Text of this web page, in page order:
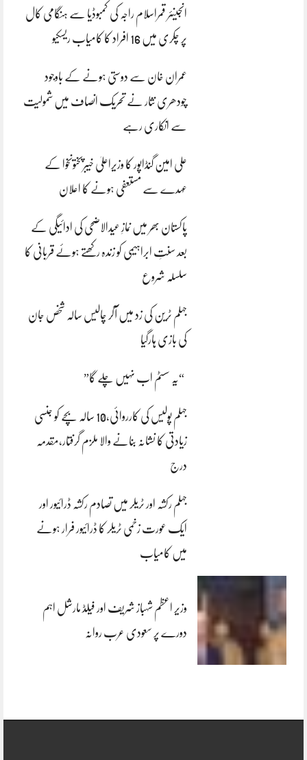
انجینئر قمراسلام راجہ کی کمبوڈیا سے ہنگامی کال
پر چکری میں 16 افراد کا کامیاب ریسکیو
عمران خان سے دوستی ہونے کے باوجود
چودھری نثار نے تحریک انصاف میں شمولیت
سے انکاری رہے
علی امین گنڈاپور کا وزیراعلیٰ خیبرپختونخوا کے
عہدے سے مستعفی ہونے کا اعلان
پاکستان بھر میں نمازِ عیدالاضحی کی ادائیگی کے
بعد سنتِ ابراہیمی کو زندہ رکھتے ہوئے قربانی کا
سلسلہ شروع
جہلم ٹرین کی زد میں آکر چالیس سالہ شخص جان
کی بازی ہارگیا
“یہ سسٹم اب نہیں چلے گا”
جہلم پولیس کی کارروائی،10 سالہ بچے کو جنسی
زیادتی کا نشانہ بنانے والا ملزم گرفتار،مقدمہ
درج
جہلم رکشہ اور ٹریلر میں تصادم رکشہ ڈرائیور اور
ایک عورت زخمی ٹریلر کا ڈرائیور فرار ہونے
میں کامیاب
وزیر اعظم شہباز شریف اور فیلڈ مارشل اہم
دورے پر سعودی عرب روانہ